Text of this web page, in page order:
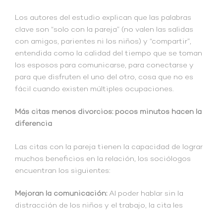
Los autores del estudio explican que las palabras
clave son “solo con la pareja” (no valen las salidas
con amigos, parientes ni los niños) y “compartir”,
entendida como la calidad del tiempo que se toman
los esposos para comunicarse, para conectarse y
para que disfruten el uno del otro, cosa que no es
fácil cuando existen múltiples ocupaciones.
Más citas menos divorcios: pocos minutos hacen la
diferencia
Las citas con la pareja tienen la capacidad de lograr
muchos beneficios en la relación, los sociólogos
encuentran los siguientes:
Mejoran la comunicación:Al poder hablar sin la
distracción de los niños y el trabajo, la cita les